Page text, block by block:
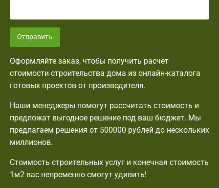
Отправить
Оформляйте заказ, чтобы получить расчет
стоимости строительства дома из онлайн-каталога
готовых проектов от производителя.
Наши менеджеры помогут рассчитать стоимость и
предложат выгодное решение под ваш бюджет. Мы
предлагаем решения от 500000 рублей до нескольких
миллионов.
Стоимость строительных услуг и конечная стоимость
1м2 вас непременно смогут удивить!